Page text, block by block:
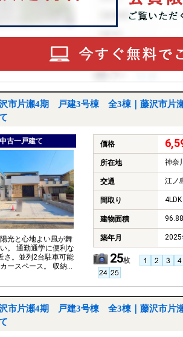
市片瀬4期 戸建3号棟 全3棟｜藤沢市片
中古一戸建て
光と心地よい風が舞
。 通勤通学に便利な
さ。並列2台駐車可能
ースペース。 収納も
価格
所在地 神奈
交通 江ノ
間取り 4LDK
建物面積
築年月 2025
25枚
市片瀬4期 戸建3号棟 全3棟｜藤沢市片